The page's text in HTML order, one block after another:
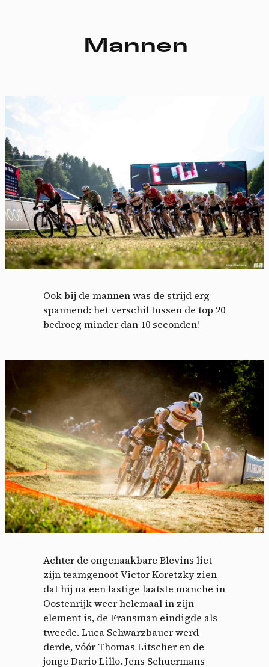
Mannen
Ook bij de mannen was de strijd erg
spannend: het verschil tussen de top 20
bedroeg minder dan 10 seconden!
Achter de ongenaakbare Blevins liet
zijn teamgenoot Victor Koretzky zien
dat hij na een lastige laatste manche in
Oostenrijk weer helemaal in zijn
element is, de Fransman eindigde als
tweede. Luca Schwarzbauer werd
derde, vóór Thomas Litscher en de
jonge Dario Lillo. Jens Schuermans